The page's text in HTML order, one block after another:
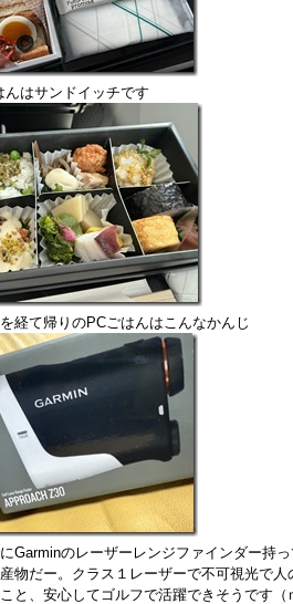
んはサンドイッチです
経て帰りのPCごはんはこんなかんじ
Garminのレーザーレンジファインダー持
物だー。クラス１レーザーで不可視光で人
と、安心してゴルフで活躍できそうです